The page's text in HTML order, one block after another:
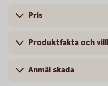
Pris
Produktfakta och
Anmäl skada